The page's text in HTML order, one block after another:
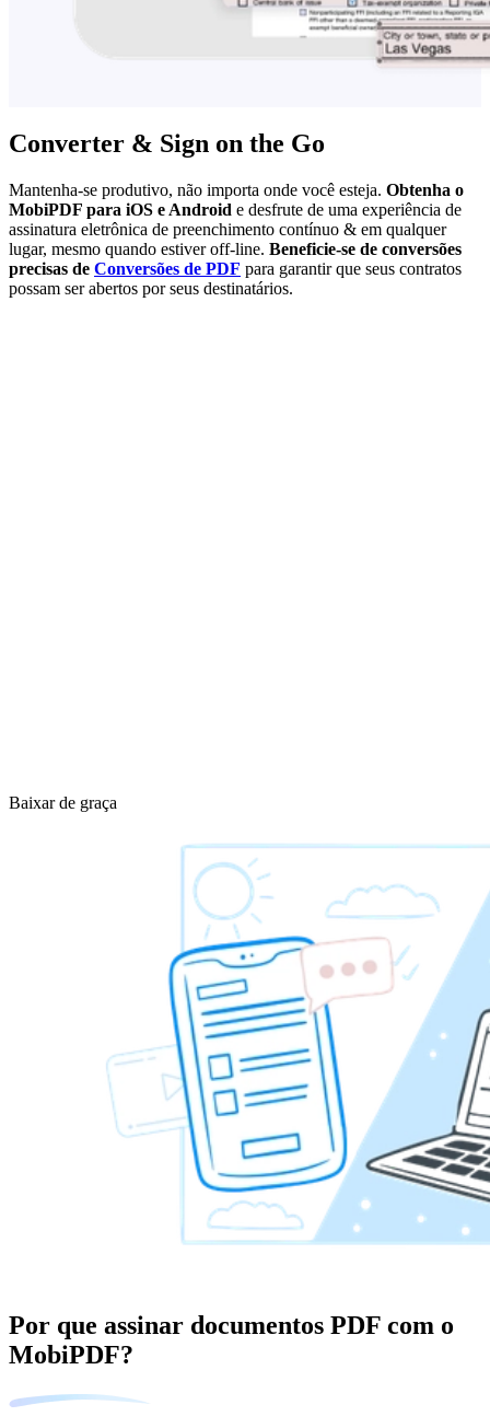
Converter & Sign on the Go
Mantenha-se produtivo, não importa onde você esteja. Obtenha o
MobiPDF para iOS e Android e desfrute de uma experiência de
assinatura eletrônica de preenchimento contínuo & em qualquer
lugar, mesmo quando estiver off-line. Beneficie-se de conversões
precisas de Conversões de PDF para garantir que seus contratos
possam ser abertos por seus destinatários.
Baixar de graça
Por que assinar documentos PDF com o
MobiPDF?